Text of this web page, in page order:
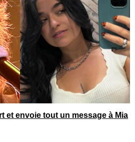
et envoie tout un message à Mia